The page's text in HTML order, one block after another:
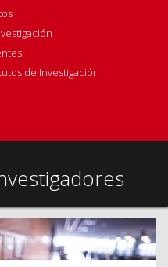
de Investigación